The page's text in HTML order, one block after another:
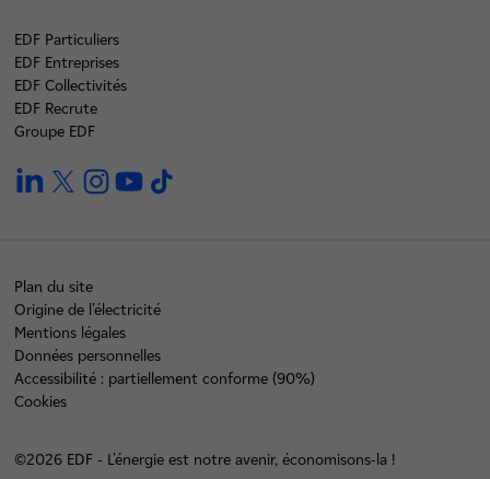
EDF Particuliers
EDF Entreprises
EDF Collectivités
EDF Recrute
Groupe EDF
linkedintwitterinstagramyoutube
Plan du site
Origine de l'électricité
Mentions légales
Données personnelles
Accessibilité : partiellement conforme (90%)
Cookies
©2026 EDF - L'énergie est notre avenir, économisons-la !